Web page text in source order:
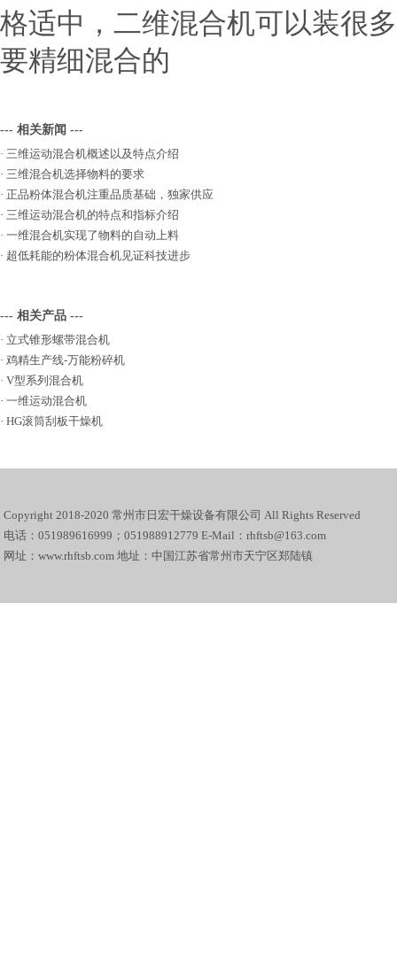
格适中，二维混合机可以装很
要精细混合的
--- 相关新闻 ---
· 三维运动混合机概述以及特点介绍
· 三维混合机选择物料的要求
· 正品粉体混合机注重品质基础，独家供应
· 三维运动混合机的特点和指标介绍
· 一维混合机实现了物料的自动上料
· 超低耗能的粉体混合机见证科技进步
--- 相关产品 ---
· 立式锥形螺带混合机
· 鸡精生产线-万能粉碎机
· V型系列混合机
· 一维运动混合机
· HG滚筒刮板干燥机
Copyright 2018-2020 常州市日宏干燥设备有限公司 All Rights Reserved
电话：051989616999；051988912779 E-Mail：rhftsb@163.com
网址：www.rhftsb.com 地址：中国江苏省常州市天宁区郑陆镇